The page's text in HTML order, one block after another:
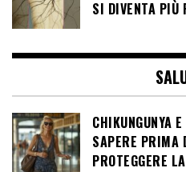
SI DIVENTA PIÙ
CHIKUNGUNYA
SAPERE PRIMA
PROTEGGERE